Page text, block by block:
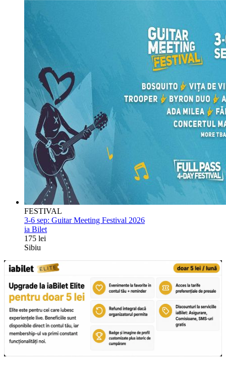
FESTIVAL
3-6 sep: Guitar Meeting Festival 2026
ia Bilet
175 lei
Sibiu